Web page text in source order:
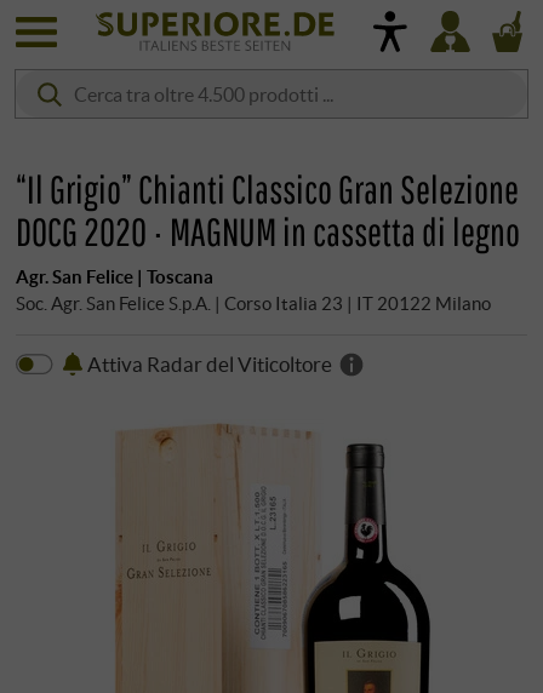
“Il Grigio” Chianti Classico Gran Selezione
DOCG 2020 · MAGNUM in cassetta di legno
Agr. San Felice | Toscana
Soc. Agr. San Felice S.p.A. | Corso Italia 23 | IT 20122 Milano
Attiva Radar del Viticoltore